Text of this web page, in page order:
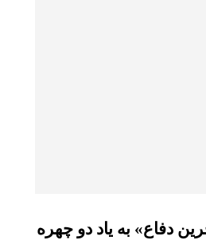
دفاع» به یاد دو چهره